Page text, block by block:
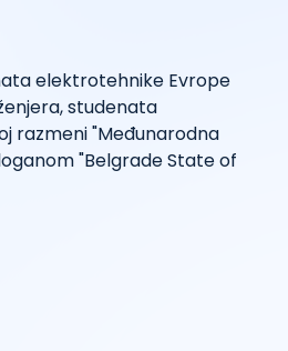
elektrotehnike Evrope
studenata
razmeni "Međunarodna
"Belgrade State of